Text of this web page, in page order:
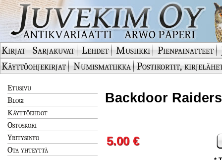
Kirjat Sarjakuvat Lehdet Musiikki Pienpainatteet
Käyttöohjekirjat
Numismatiikka Postikortit,
Etusivu
Blogi
Käyttöehdot
Ostoskori
Yritysinfo
Ota yhteyttä
Backdoor
5.00 €